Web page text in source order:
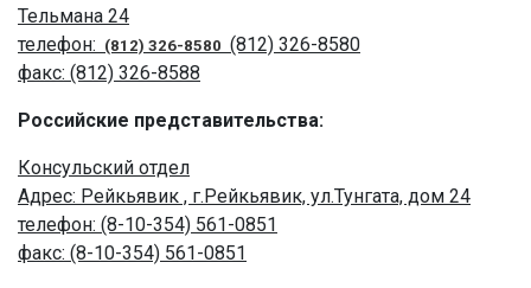
Тельмана 24
телефон: (812) 326-8580 (812) 326-8580
факс: (812) 326-8588
Российские представительства:
Консульский отдел
Адрес: Рейкьявик , г.Рейкьявик, ул.Тунгата, дом 24
телефон: (8-10-354) 561-0851
факс: (8-10-354) 561-0851